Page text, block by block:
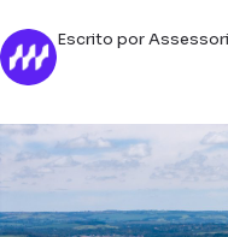
Escrito por